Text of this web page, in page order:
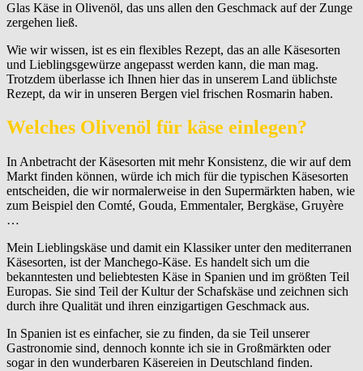
Glas Käse in Olivenöl, das uns allen den Geschmack auf der Zunge
zergehen ließ.
Wie wir wissen, ist es ein flexibles Rezept, das an alle Käsesorten
und Lieblingsgewürze angepasst werden kann, die man mag.
Trotzdem überlasse ich Ihnen hier das in unserem Land üblichste
Rezept, da wir in unseren Bergen viel frischen Rosmarin haben.
Welches Olivenöl für käse einlegen?
In Anbetracht der Käsesorten mit mehr Konsistenz, die wir auf dem
Markt finden können, würde ich mich für die typischen Käsesorten
entscheiden, die wir normalerweise in den Supermärkten haben, wie
zum Beispiel den Comté, Gouda, Emmentaler, Bergkäse, Gruyère
…
Mein Lieblingskäse und damit ein Klassiker unter den mediterranen
Käsesorten, ist der Manchego-Käse. Es handelt sich um die
bekanntesten und beliebtesten Käse in Spanien und im größten Teil
Europas. Sie sind Teil der Kultur der Schafskäse und zeichnen sich
durch ihre Qualität und ihren einzigartigen Geschmack aus.
In Spanien ist es einfacher, sie zu finden, da sie Teil unserer
Gastronomie sind, dennoch konnte ich sie in Großmärkten oder
sogar in den wunderbaren Käsereien in Deutschland finden.